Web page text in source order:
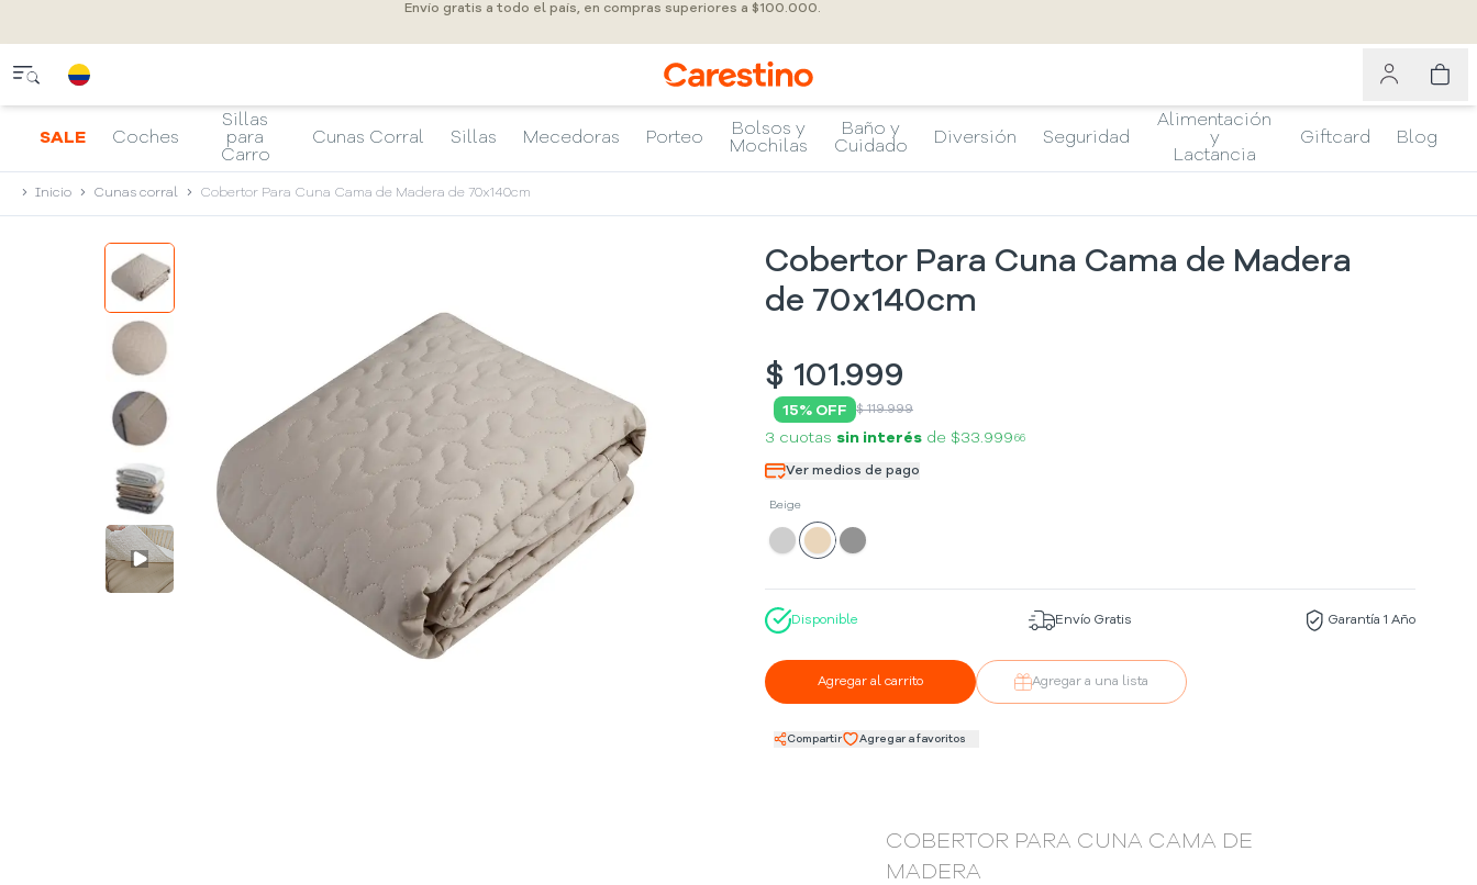
Envío gratis a todo el país, en compras superiores a $100.000.
SALE Coches
Sillas
para
Carro
Cunas Corral Sillas Mecedoras Porteo
Bolsos y
Mochilas
Baño y
Cuidado
Diversión Seguridad
Alimentación
y
Lactancia
Giftcard Blog
Inicio Cunas corral Cobertor Para Cuna Cama de Madera de 70x140cm
Cobertor Para Cuna Cama de Madera
de 70x140cm
$ 101.999
15% OFF $ 119.999
3 cuotas sin interés de $33.999 66
Ver medios de pago
Beige
Disponible Envío Gratis Garantía 1 Año
Agregar al carrito Agregar a una lista
Compartir Agregar a favoritos
COBERTOR PARA CUNA CAMA DE
MADERA